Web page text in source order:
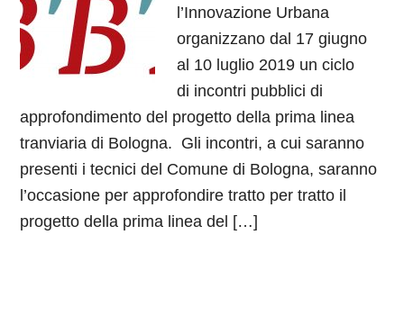
l’Innovazione Urbana
organizzano dal 17 giugno
al 10 luglio 2019 un ciclo
di incontri pubblici di
approfondimento del progetto della prima linea
tranviaria di Bologna. Gli incontri, a cui saranno
presenti i tecnici del Comune di Bologna, saranno
l’occasione per approfondire tratto per tratto il
progetto della prima linea del […]